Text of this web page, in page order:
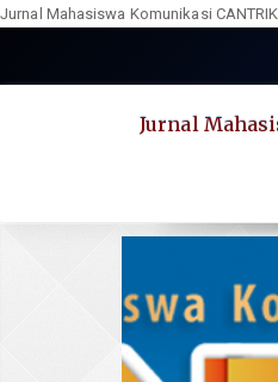
Jurnal Mahasiswa Komunikasi CANTRIK
Navigation
Jurnal